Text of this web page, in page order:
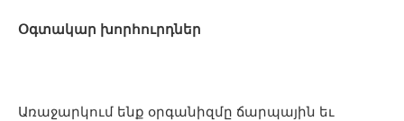
Օգտակար խորհուրդներ
Առաջարկում ենք օրգանիզմը ճարպային եւ